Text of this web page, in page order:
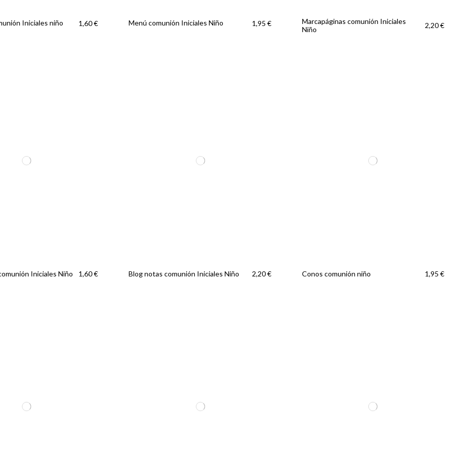
Iniciales niño 1,60 € Menú comunión Iniciales Niño 1,95 €
Marcapáginas comunión Iniciales
Niño
2,20 €
Iniciales Niño 1,60 € Blog notas comunión Iniciales Niño 2,20 € Conos comunión niño 1,95 €